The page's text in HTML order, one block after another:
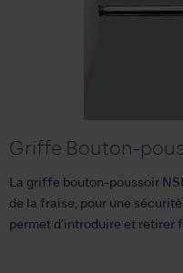
Griffe Bouton-
La griffe bouton-poussoir
de la fraise, pour une
permet d’introduire et retirer